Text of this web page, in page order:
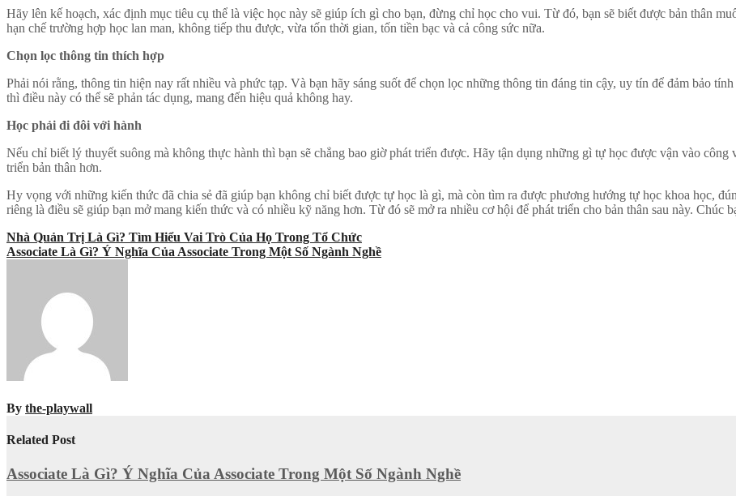
Hãy lên kế hoạch, xác định mục tiêu cụ thể là việc học này sẽ giúp ích gì cho bạn, đừng chỉ học cho vui. Từ đó, bạn sẽ biết được bản thân
hạn chế trường hợp học lan man, không tiếp thu được, vừa tốn thời gian, tốn tiền bạc và cả công sức nữa.
Chọn lọc thông tin thích hợp
Phải nói rằng, thông tin hiện nay rất nhiều và phức tạp. Và bạn hãy sáng suốt để chọn lọc những thông tin đáng tin cậy, uy tín để đảm bảo
thì điều này có thể sẽ phản tác dụng, mang đến hiệu quả không hay.
Học phải đi đôi với hành
Nếu chỉ biết lý thuyết suông mà không thực hành thì bạn sẽ chẳng bao giờ phát triển được. Hãy tận dụng những gì tự học được vận vào
triển bản thân hơn.
Hy vọng với những kiến thức đã chia sẻ đã giúp bạn không chỉ biết được tự học là gì, mà còn tìm ra được phương hướng tự học khoa học,
riêng là điều sẽ giúp bạn mở mang kiến thức và có nhiều kỹ năng hơn. Từ đó sẽ mở ra nhiều cơ hội để phát triển cho bản thân sau này. Chúc
Post
navigation
Nhà Quản Trị Là Gì? Tìm Hiểu Vai Trò Của Họ Trong Tổ Chức
Associate Là Gì? Ý Nghĩa Của Associate Trong Một Số Ngành Nghề
By the-playwall
Related Post
Associate Là Gì? Ý Nghĩa Của Associate Trong Một Số Ngành Nghề